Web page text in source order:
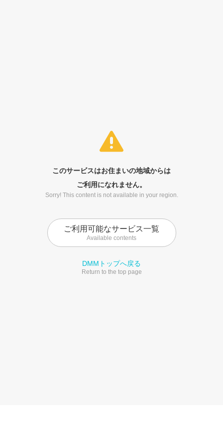
このサービスはお住まいの地域からは
ご利用になれません。
Sorry! This content is not available in your region.
ご利用可能なサービス一覧
Available contents
DMMトップへ戻る
Return to the top page